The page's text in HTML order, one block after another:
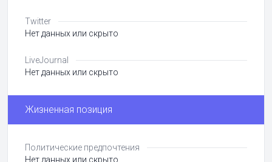
Twitter
Нет данных или скрыто
LiveJournal
Нет данных или скрыто
Жизненная позиция
Политические предпочтения
Нет данных или скрыто